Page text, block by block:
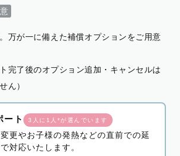
万が一に備えた補償オプションをご用意
完了後のオプション追加・キャンセルは
ん）
ート 3人に1人*が選んでいます
更やお子様の発熱などの直前での延
対応いたします。